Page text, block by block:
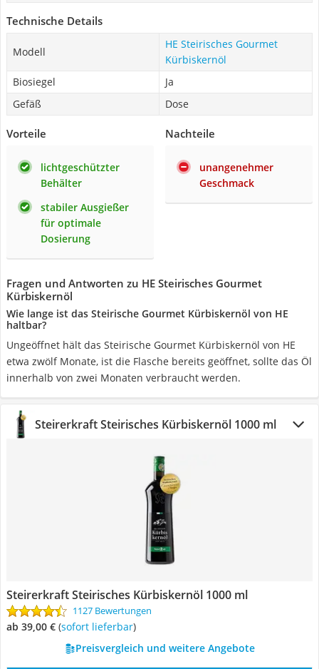
Technische Details
Modell
HE Steirisches Gourmet
Kürbiskernöl
Biosiegel
Ja
Gefäß
Dose
Vorteile
lichtgeschützter
Behälter
stabiler Ausgießer
für optimale
Dosierung
Nachteile
unangenehmer
Geschmack
Fragen und Antworten zu HE Steirisches Gourmet
Kürbiskernöl
Wie lange ist das Steirische Gourmet Kürbiskernöl von HE
haltbar?
Ungeöffnet hält das Steirische Gourmet Kürbiskernöl von HE
etwa zwölf Monate, ist die Flasche bereits geöffnet, sollte das Öl
innerhalb von zwei Monaten verbraucht werden.
Steirerkraft Steirisches Kürbiskernöl 1000 ml
Steirerkraft Steirisches Kürbiskernöl 1000 ml
1127 Bewertungen
ab 39,00 € ( Sofort lieferbar)
Preisvergleich und weitere Angebote